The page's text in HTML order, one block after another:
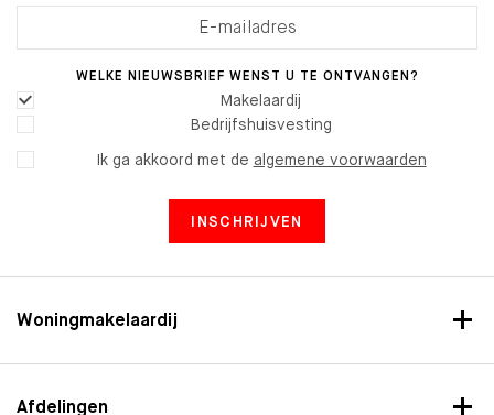
Woningmakelaardij
Afdelingen
WELKE NIEUWSBRIEF WENST U TE ONTVANGEN?
Makelaardij
Bedrijfshuisvesting
Ik ga akkoord met de algemene voorwaarden
INSCHRIJVEN